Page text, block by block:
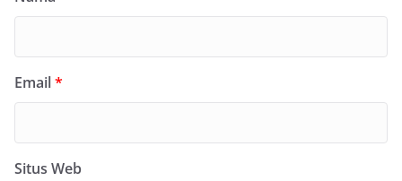
Email*
Situs Web